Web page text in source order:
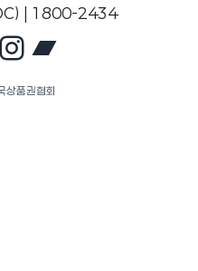
| 1800-2434
Instagram
품권협회